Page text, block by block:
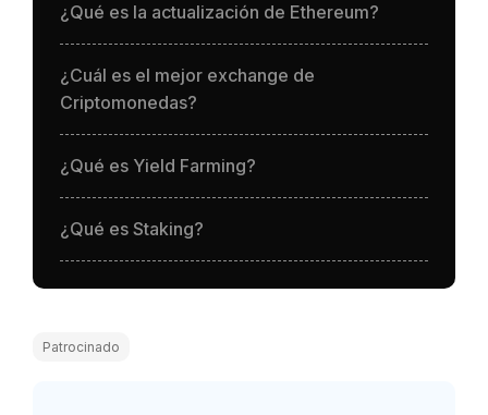
¿Qué es la actualización de Ethereum?
¿Cuál es el mejor exchange de
Criptomonedas?
¿Qué es Yield Farming?
¿Qué es Staking?
Patrocinado